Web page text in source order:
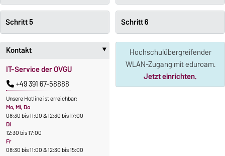
Schritt 5 Schritt 6
Kontakt ‣
IT-Service der OVGU
+49 391 67-58888
Unsere Hotline ist erreichbar:
Mo, Mi, Do
08:30 bis 11:00 & 12:30 bis 17:00
Di
12:30 bis 17:00
Fr
08:30 bis 11:00 & 12:30 bis 15:00
Hochschulübergreifender
WLAN-Zugang mit eduroam.
Jetzt einrichten.